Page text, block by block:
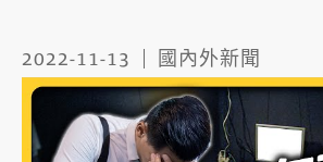
2022-11-13 國內外新聞